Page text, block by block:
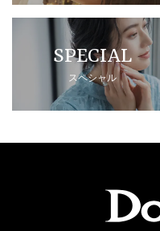
SPECIAL
スペシャル